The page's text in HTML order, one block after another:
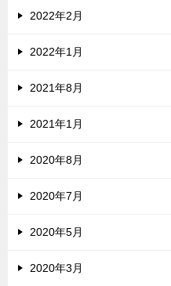
2022年2月
2022年1月
2021年8月
2021年1月
2020年8月
2020年7月
2020年5月
2020年3月